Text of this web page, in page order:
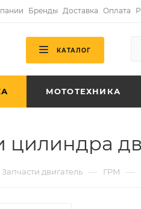
Бренды Доставка Оплата
КАТАЛОГ
МОТОТЕХНИКА
Запчасти двигатель — ГРМ —